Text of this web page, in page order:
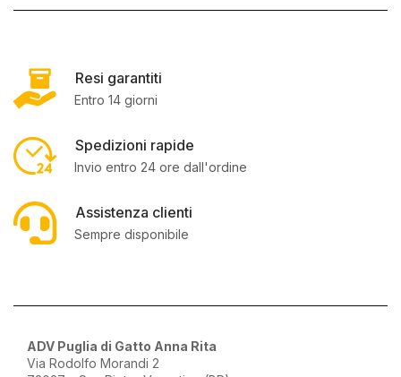
Resi garantiti
Entro 14 giorni
Spedizioni rapide
Invio entro 24 ore dall'ordine
Assistenza clienti
Sempre disponibile
ADV Puglia di Gatto Anna Rita
Via Rodolfo Morandi 2